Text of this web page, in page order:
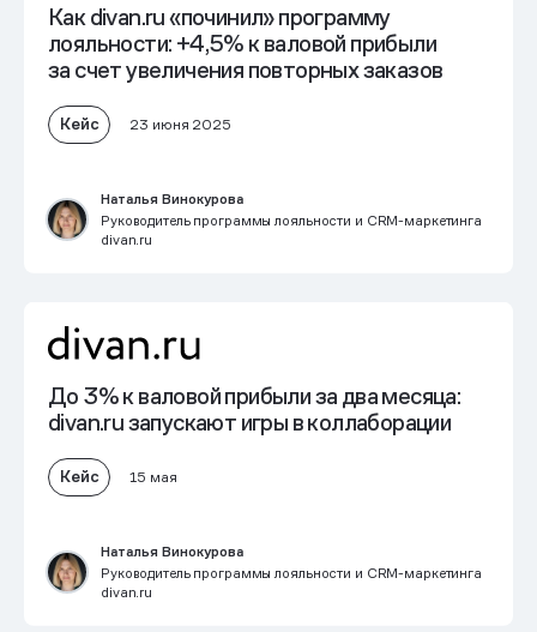
Как divan.ru «починил» программу
лояльности: +4,5% к валовой прибыли
за счет увеличения повторных заказов
Кейс 23 июня 2025
Наталья Винокурова
Руководитель программы лояльности и CRM-маркетинга
divan.ru
До 3% к валовой прибылиза два месяца:
divan.ru запускают игры в коллаборации
Кейс 15 мая
Наталья Винокурова
Руководитель программы лояльности и CRM-маркетинга
divan.ru